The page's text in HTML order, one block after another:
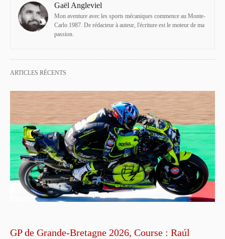
Gaël Angleviel
Mon aventure avec les sports mécaniques commence au Monte-
Carlo 1987. De rédacteur à auteur, l'écriture est le moteur de ma
passion.
ARTICLES RÉCENTS
GP de Grande-Bretagne 2026, Course : Raúl